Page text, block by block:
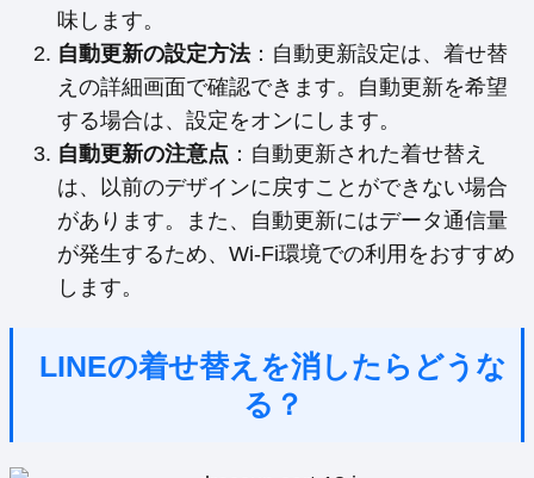
味します。
自動更新の設定方法：自動更新設定は、着せ替
えの詳細画面で確認できます。自動更新を希望
する場合は、設定をオンにします。
自動更新の注意点 ：自動更新された着せ替え
は、以前のデザインに戻すことができない場合
があります。また、自動更新にはデータ通信量
が発生するため、Wi-Fi環境での利用をおすすめ
します。
LINEの着せ替えを消したらどうな
る？